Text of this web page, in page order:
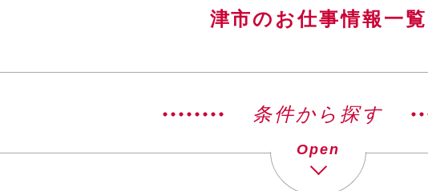
津市のお仕事情報一覧
条件から探す